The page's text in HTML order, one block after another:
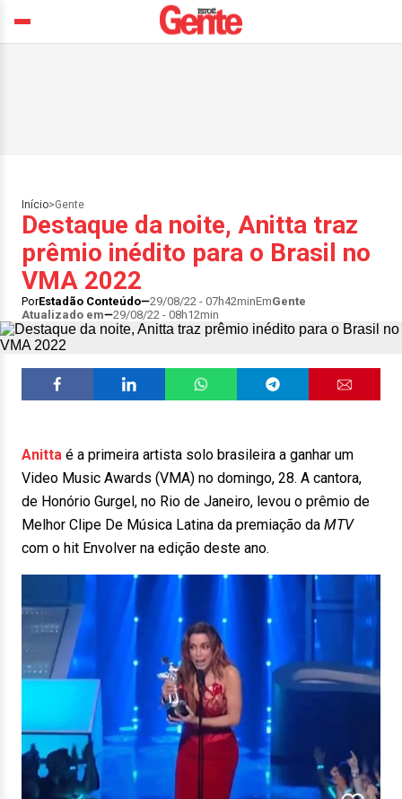
Início>Gente
Destaque da noite, Anitta traz
prêmio inédito para o Brasil no
VMA 2022
PorEstadão Conteúdo 29/08/22 - 07h42minEmGente
Atualizado em
29/08/22 - 08h12min
Anitta é a primeira artista solo brasileira a ganhar um
Video Music Awards (VMA) no domingo, 28. A cantora,
de Honório Gurgel, no Rio de Janeiro, levou o prêmio de
Melhor Clipe De Música Latina da premiação da MTV
com o hit Envolver na edição deste ano.